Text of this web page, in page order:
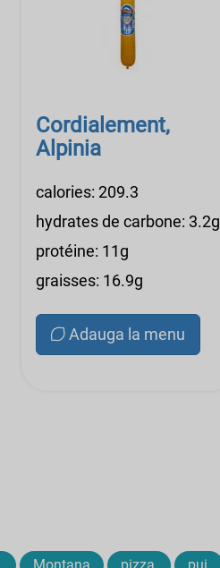
Cordialement,
Alpinia
calories: 209.3
hydrates de carbone: 3.2g
protéine: 11g
graisses: 16.9g
Adauga la menu